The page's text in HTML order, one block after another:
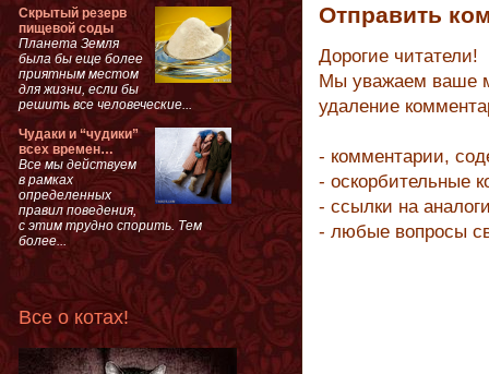
Отправить
Дорогие читатели!
Мы уважаем ваше
удаление
- комментарии,
- оскорбительные
- ссылки на
- любые вопросы
Скрытый резерв
пищевой соды
Планета Земля
была бы еще более
приятным местом
для жизни, если бы
решить все человеческие...
Чудаки и “чудики”
всех времен…
Все мы действуем
в рамках
определенных
правил поведения,
с этим трудно спорить. Тем
более...
Все о котах!